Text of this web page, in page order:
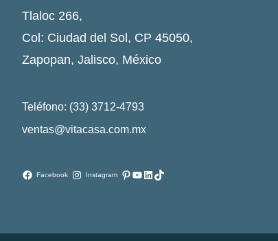
Tlaloc 266,
Col: Ciudad del Sol, CP 45050,
Zapopan, Jalisco, México
Teléfono: (33) 3712-4793
ventas@vitacasa.com.mx
Facebook Instagram Pinterest
YouTube
LinkedIn
TikTok